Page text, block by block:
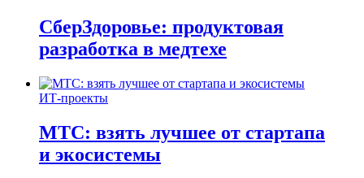
СберЗдоровье: продуктовая
разработка в медтехе
ИТ-проекты
МТС: взять лучшее от стартапа
и экосистемы